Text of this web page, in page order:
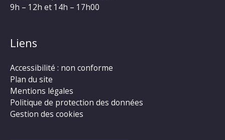
9h – 12h et 14h – 17h00
Liens
Accessibilité : non conforme
Plan du site
Mentions légales
Politique de protection des données
Gestion des cookies